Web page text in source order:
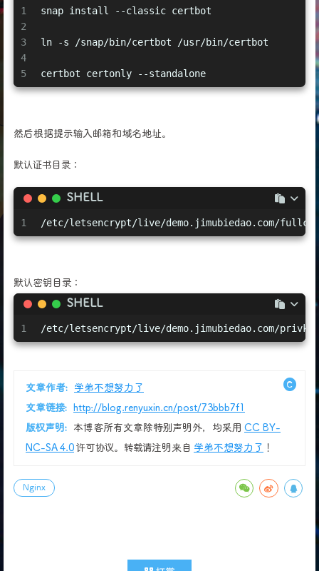
1
2
3
4
5
snap install --classic certbot
ln -s /snap/bin/certbot /usr/bin/certbot
certbot certonly --standalone
然后根据提示输入邮箱和域名地址。
默认证书目录：
SHELL
1 /etc/letsencrypt/live/demo.jimubiedao.com/
默认密钥目录：
SHELL
1 /etc/letsencrypt/live/demo.jimubiedao.com/
文章作者:
学弟不想努力了
文章链接:
http://blog.renyuxin.cn/post/73bbb7f1
版权声明:
本博客所有文章除特别声明外，均采用 CC BY-
NC-SA 4.0许可协议。转载请注明来自 学弟不想努力了 ！
Nginx